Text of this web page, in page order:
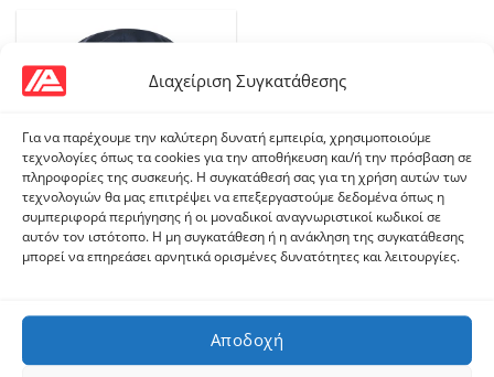
Διαχείριση Συγκατάθεσης
Για να παρέχουμε την καλύτερη δυνατή εμπειρία, χρησιμοποιούμε
τεχνολογίες όπως τα cookies για την αποθήκευση και/ή την πρόσβαση σε
πληροφορίες της συσκευής. Η συγκατάθεσή σας για τη χρήση αυτών των
τεχνολογιών θα μας επιτρέψει να επεξεργαστούμε δεδομένα όπως η
συμπεριφορά περιήγησης ή οι μοναδικοί αναγνωριστικοί κωδικοί σε
αυτόν τον ιστότοπο. Η μη συγκατάθεση ή η ανάκληση της συγκατάθεσης
μπορεί να επηρεάσει αρνητικά ορισμένες δυνατότητες και λειτουργίες.
Αποδοχή
ΚΟΥΚΟΎΛΕΣ & ΠΕΡΙΛΑΊΜΙΑ
Portwest Κουκούλα FR29